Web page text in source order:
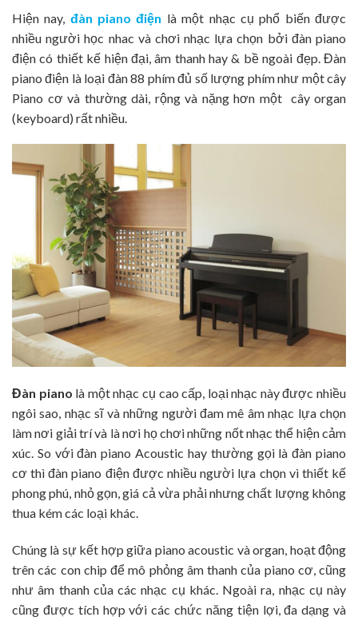
Hiện nay, đàn piano điện là một nhạc cụ phổ biến được
nhiều người học nhac và chơi nhạc lựa chọn bởi đàn piano
điện có thiết kế hiện đại, âm thanh hay & bề ngoài đẹp. Đàn
piano điện là loại đàn 88 phím đủ số lượng phím như một cây
Piano cơ và thường dài, rộng và nặng hơn một cây organ
(keyboard) rất nhiều.
Đàn piano là một nhạc cụ cao cấp, loại nhạc này được nhiều
ngôi sao, nhạc sĩ và những người đam mê âm nhạc lựa chọn
làm nơi giải trí và là nơi họ chơi những nốt nhạc thể hiện cảm
xúc. So với đàn piano Acoustic hay thường gọi là đàn piano
cơ thì đàn piano điện được nhiều người lựa chọn vì thiết kế
phong phú, nhỏ gọn, giá cả vừa phải nhưng chất lượng không
thua kém các loại khác.
Chúng là sự kết hợp giữa piano acoustic và organ, hoạt động
trên các con chip để mô phỏng âm thanh của piano cơ, cũng
như âm thanh của các nhạc cụ khác. Ngoài ra, nhạc cụ này
cũng được tích hợp với các chức năng tiện lợi, đa dạng và